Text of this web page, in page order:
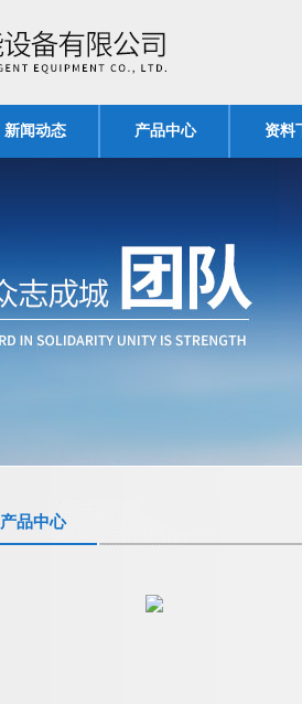
新闻动态 产品中心 资料
产品中心